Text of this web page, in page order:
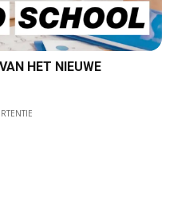
HET NIEUWE